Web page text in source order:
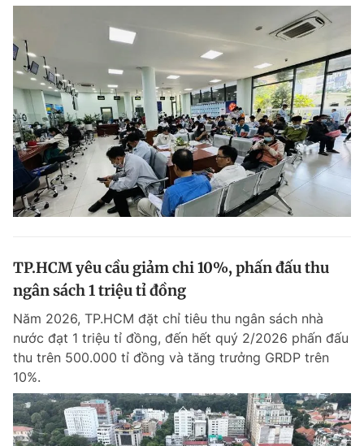
TP.HCM yêu cầu giảm chi 10%, phấn đấu thu
ngân sách 1 triệu tỉ đồng
Năm 2026, TP.HCM đặt chỉ tiêu thu ngân sách nhà
nước đạt 1 triệu tỉ đồng, đến hết quý 2/2026 phấn đấu
thu trên 500.000 tỉ đồng và tăng trưởng GRDP trên
10%.